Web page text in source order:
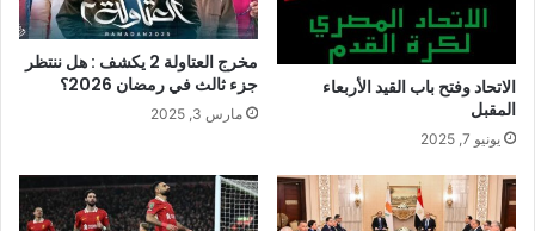
الاتحاد وفتح باب القيد الأربعاء
المقبل
يونيو 7, 2025
مخرج العتاولة 2 يكشف : هل ننتظر
جزء ثالث في رمضان 2026؟
مارس 3, 2025